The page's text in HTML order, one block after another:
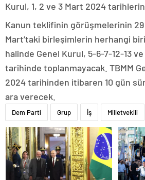
Kurul, 1, 2 ve 3 Mart 2024
Kanun teklifinin görüşmelerinin 29
Mart’taki birleşimlerin herhangi
halinde Genel Kurul, 5-6-7-12-13
tarihinde toplanmayacak. TBMM
2024 tarihinden itibaren 10 gün
ara verecek.
Dem Parti Grup İş Milletvekili